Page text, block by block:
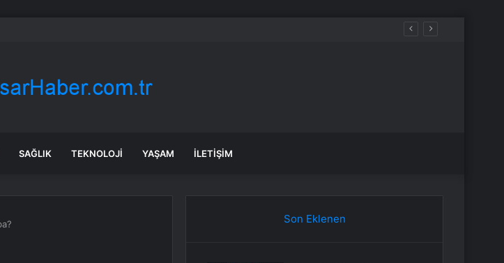
söyledi
SAĞLIK TEKNOLOJI YAŞAM İLETIŞIM
Son Eklenen